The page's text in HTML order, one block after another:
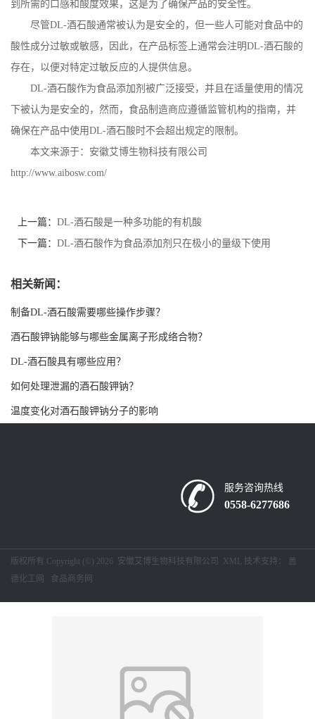
展
厅
书
荣
联
方
在
到所需的口感和酸度效果，这是为了确保产品的安全性。
尽管DL-酒石酸通常被认为是安全的，但一些人可能对食品中的
酸性成分过敏或敏感，因此，在产品标签上通常会注明DL-酒石酸的
存在，以便对特定过敏反应的人提供信息。
DL-酒石酸作为食品添加剂被广泛接受，并且在适量使用的情况
下被认为是安全的，然而，食品制造商应遵循监管机构的指南，并
确保在产品中使用DL-酒石酸时不会超出规定的限制。
本文来源于：安徽艾博生物科技有限公司
http://www.aibosw.com/
上一篇： DL-酒石酸是一种多功能的有机酸
下一篇： DL-酒石酸作为食品添加剂只在极小的量级下使用
相关新闻：
制备DL-酒石酸需要哪些操作步骤？
酒石酸钾钠能够与哪些金属离子形成络合物？
DL-酒石酸具有哪些应用？
如何处理泄漏的酒石酸钾钠？
温度变化对酒石酸钾钠分子的影响
服务咨询热线
0558-6277686
版权所有 Copyright (©) 2026 安徽艾博生物科技有限公司 XML 技术支持： 盖
德化工网
食品商务网